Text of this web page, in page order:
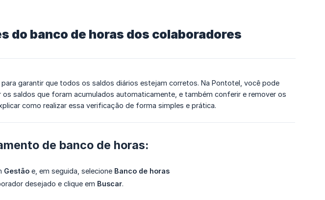
do banco de horas dos colaboradores
garantir que todos os saldos diários estejam corretos. Na Pontotel, você pode
saldos que foram acumulados automaticamente, e também conferir e remover os
como realizar essa verificação de forma simples e prática.
de banco de horas:
Gestão e, em seguida, selecione Banco de horas
desejado e clique em Buscar.